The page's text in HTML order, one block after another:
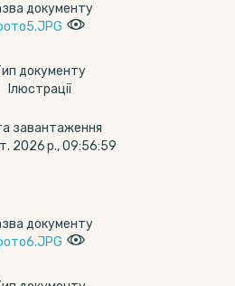
документу
документу
Ілюстрації
завантаження
2026 р., 09:56:59
документу